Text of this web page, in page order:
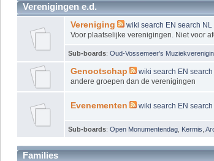
Verenigingen e.d.
Vereniging wiki search EN search NL
Voor plaatselijke verenigingen. Niet voor
Sub-boards: Oud-Vossemeer's
Genootschap wiki search EN search
andere groepen dan de verenigingen
Evenementen wiki search EN search
Sub-boards: Open Monumentendag Kermis
Families